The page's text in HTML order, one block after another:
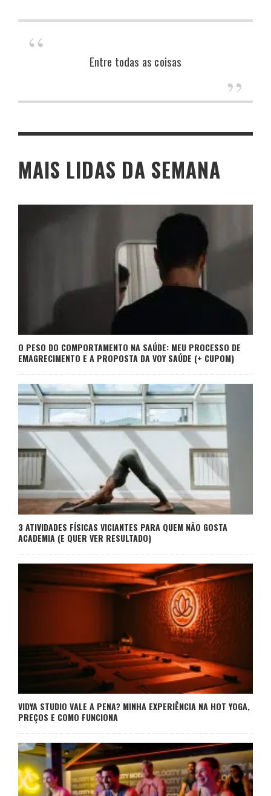
Entre todas as coisas
MAIS LIDAS DA SEMANA
O PESO DO COMPORTAMENTO NA SAÚDE: MEU PROCESSO DE
EMAGRECIMENTO E A PROPOSTA DA VOY SAÚDE (+ CUPOM)
3 ATIVIDADES FÍSICAS VICIANTES PARA QUEM NÃO GOSTA
ACADEMIA (E QUER VER RESULTADO)
VIDYA STUDIO VALE A PENA? MINHA EXPERIÊNCIA NA HOT YOGA,
PREÇOS E COMO FUNCIONA